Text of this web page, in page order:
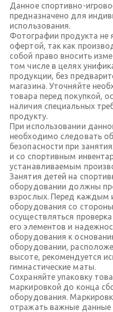
Данное спортивно-
предназначено для
использования.
Фотографии продукта не
офертой, так как
собой право вносить
том числе в целях
продукции, без
магазина. Уточняйте
товара перед покупкой,
наличия специальных
продукту.
При использовании
необходимо следовать
безопасности при
и со спортивным
устанавливаемым
Занятия детей на
оборудовании должны
взрослых. Перед каждым
оборудования со
осуществляться
его элементов и
оборудования к
оборудовании,
высоте, рекомендуется
гимнастические маты.
Сохраняйте упаковку
маркировкой до конца
оборудования.
отражать важные данные